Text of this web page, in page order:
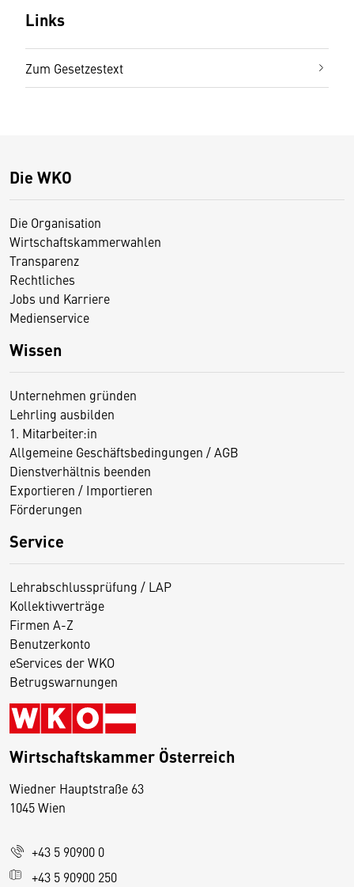
Links
Zum Gesetzestext
Die WKO
Die Organisation
Wirtschaftskammerwahlen
Transparenz
Rechtliches
Jobs und Karriere
Medienservice
Wissen
Unternehmen gründen
Lehrling ausbilden
1. Mitarbeiter:in
Allgemeine Geschäftsbedingungen / AGB
Dienstverhältnis beenden
Exportieren / Importieren
Förderungen
Service
Lehrabschlussprüfung / LAP
Kollektivverträge
Firmen A-Z
Benutzerkonto
eServices der WKO
Betrugswarnungen
Wirtschaftskammer Österreich
Wiedner Hauptstraße 63
1045 Wien
+43 5 90900 0
+43 5 90900 250
D
s
e